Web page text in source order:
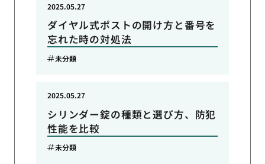
ダイヤル式ポストの開け方と番号を
忘れた時の対処法
2025.05.27
未分類
シリンダー錠の種類と選び方、防犯
性能を比較
2025.05.27
未分類